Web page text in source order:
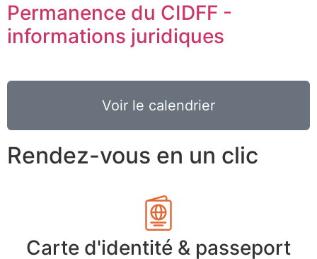
Permanence du CIDFF -
informations juridiques
Voir le calendrier
Rendez-vous en un clic
Carte d'identité & passeport